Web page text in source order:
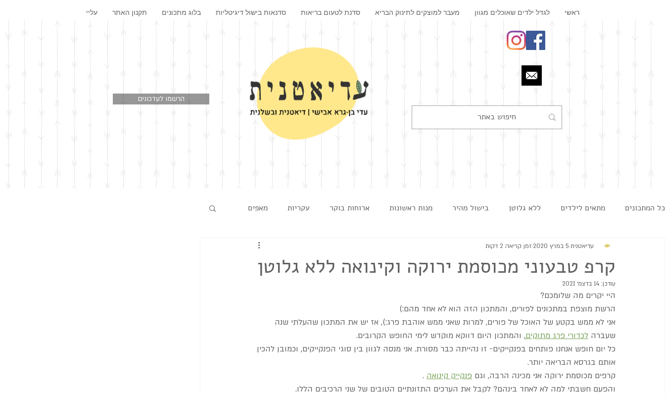
ראשי לגדל ילדים שאוכלים מגוון מעבר למוצקים לתינוק הבריא סדנת לטעום בריאות סדנאות בישול דיגיטליות בלוג מתכונים תקנון האתר עליי
הרשמו לעדכונים
כל המתכונים מתאים לילדים ללא גלוטן בישול מהיר מנות ראשונות ארוחות בוקר עקריות מאפים
גבינות וממרחים מרקים סלטים ותוספות
קרפ טבעוני מכוסמת ירוקה וקינואה ללא גלוטן
עדיאטנית 5 במרץ 2020 זמן קריאה 2 דקות
עודכן: 14 בדצמ׳ 2021
היי יקרים מה שלומכם?
הרשת מוצפת במתכונים לפורים, והמתכון הזה הוא לא אחד מהם:)
אני לא ממש בקטע של האוכל של פורים, למרות שאני ממש אוהבת פרג:), אז יש את המתכון שהעלתי שנה
שעברה לכדורי פרג מתוקים. והמתכון היום דווקא מוקדש לימי החופש הקרובים.
כל יום חופש אנחנו פותחים בפנקייקים- זו נהייתה כבר מסורת. אני מנסה לגוון בין סוגי הפנקייקים, וכמובן להכין
אותם בגרסא הבריאה יותר.
קרפים מכוסמת ירוקה אני מכינה הרבה, וגם פנקייק קינואה .
והפעם חשבתי למה לא לאחד בינהם? לקבל את הערכים התזונתיים הטובים של שני הרכיבים הללו.